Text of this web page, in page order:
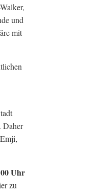
und
mit
Daher
Uhr
zu